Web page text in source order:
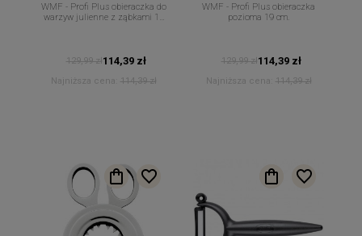
WMF - Profi Plus obieraczka do
warzyw julienne z ząbkami 17
129,99 zł 114,39 zł
Najniższa cena: 114,39 zł
WMF - Profi Plus obieraczka
pozioma 19 cm.
129,99 zł 114,39 zł
Najniższa cena: 114,39 zł